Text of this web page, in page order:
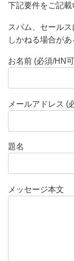
下記要件をご記載
スパム、セール
しかねる場合が
お名前 (必須/HN
メールアドレス (
題名
メッセージ本文